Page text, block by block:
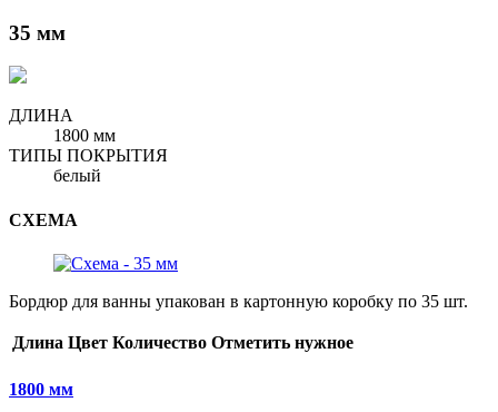
35 мм
ДЛИНА
1800 мм
ТИПЫ ПОКРЫТИЯ
белый
СХЕМА
Бордюр для ванны упакован в картонную коробку по 35 шт.
Длина Цвет Количество Отметить нужное
1800 мм